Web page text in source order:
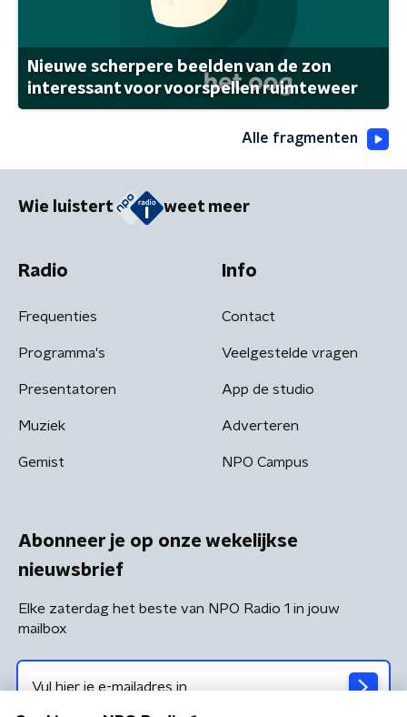
Nieuwe scherpere beelden van de zon
interessant voor voorspellen ruimteweer
Alle fragmenten
Wie luistert weet meer
Radio
Frequenties
Programma's
Presentatoren
Muziek
Gemist
Info
Contact
Veelgestelde vragen
App de studio
Adverteren
NPO Campus
Abonneer je op onze wekelijkse
nieuwsbrief
Elke zaterdag het beste van NPO Radio 1 in jouw
mailbox